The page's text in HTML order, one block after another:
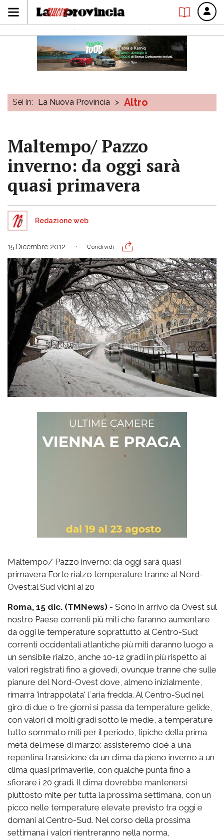
Sei in: La Nuova Provincia > Altro
Maltempo/ Pazzo
inverno: da oggi sarà
quasi primavera
Redazione web
15 Dicembre 2012 Condividi
Maltempo/ Pazzo inverno: da oggi sarà quasi
primavera Forte rialzo temperature tranne al Nord-
Ovest:al Sud vicini ai 20
Roma, 15 dic. (TMNews) - Sono in arrivo da Ovest sul
nostro Paese correnti più miti che faranno aumentare
da oggi le temperature soprattutto al Centro-Sud:
correnti occidentali atlantiche più miti daranno luogo a
un sensibile rialzo, anche 10-12 gradi in più rispetto ai
valori registrati fino a giovedì, ovunque tranne che sulle
pianure del Nord-Ovest dove, almeno inizialmente,
rimarrà 'intrappolata' l`aria fredda. Al Centro-Sud nel
giro di due o tre giorni si passa da temperature gelide,
con valori di molti gradi sotto le medie, a temperature
tutto sommato miti per il periodo, tipiche della prima
metà del mese di marzo: assisteremo cioè a una
repentina transizione da un clima da pieno inverno a un
clima quasi primaverile, con qualche punta fino a
sfiorare i 20 gradi. Il clima dovrebbe mantenersi
piuttosto mite per tutta la prossima settimana, con un
picco nelle temperature elevate previsto tra oggi e
domani al Centro-Sud. Nel corso della prossima
settimana i valori rientreranno nella norma,